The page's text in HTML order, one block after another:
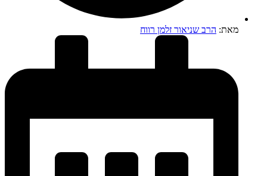
מאת: הרב שניאור זלמן רווח